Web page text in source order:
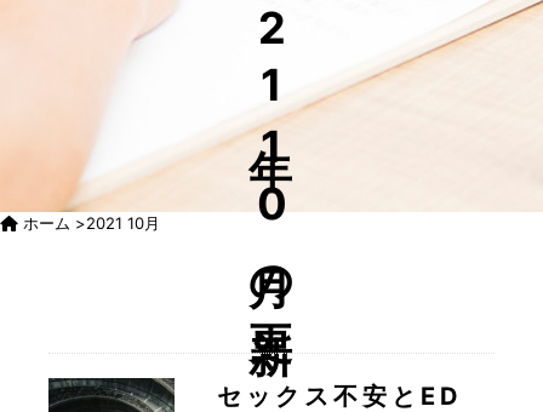
21年10月の更新
ホーム >2021 10月
セックス不安とED